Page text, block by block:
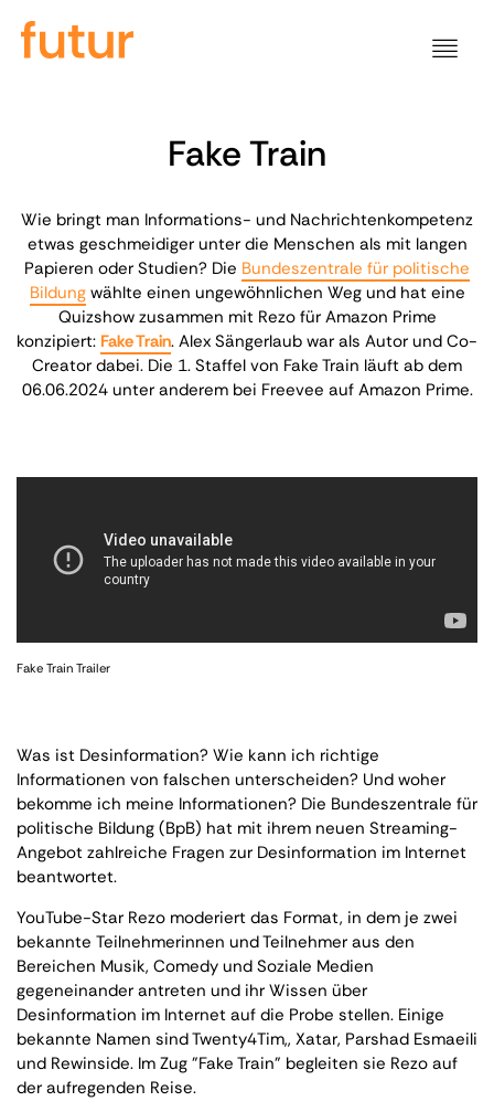
Fake Train
Wie bringt man Informations- und Nachrichtenkompetenz
etwas geschmeidiger unter die Menschen als mit langen
Papieren oder Studien? Die Bundeszentrale für politische
Bildungwählte einen ungewöhnlichen Weg und hat eine
Quizshow zusammen mit Rezo für Amazon Prime
konzipiert: Fake Train. Alex Sängerlaub war als Autor und Co-
Creator dabei. Die 1. Staffel von Fake Train läuft ab dem
06.06.2024 unter anderem bei Freevee auf Amazon Prime.
Fake Train Trailer
Was ist Desinformation? Wie kann ich richtige
Informationen von falschen unterscheiden? Und woher
bekomme ich meine Informationen? Die Bundeszentrale für
politische Bildung (BpB) hat mit ihrem neuen Streaming-
Angebot zahlreiche Fragen zur Desinformation im Internet
beantwortet.
YouTube-Star Rezo moderiert das Format, in dem je zwei
bekannte Teilnehmerinnen und Teilnehmer aus den
Bereichen Musik, Comedy und Soziale Medien
gegeneinander antreten und ihr Wissen über
Desinformation im Internet auf die Probe stellen. Einige
bekannte Namen sind Twenty4Tim,, Xatar, Parshad Esmaeili
und Rewinside. Im Zug "Fake Train" begleiten sie Rezo auf
der aufregenden Reise.